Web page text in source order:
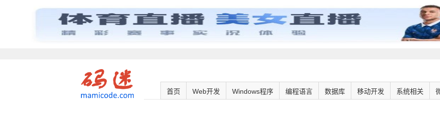
首页 Web开发 Windows程序 编程语言 数据库 移动开发 系统相关